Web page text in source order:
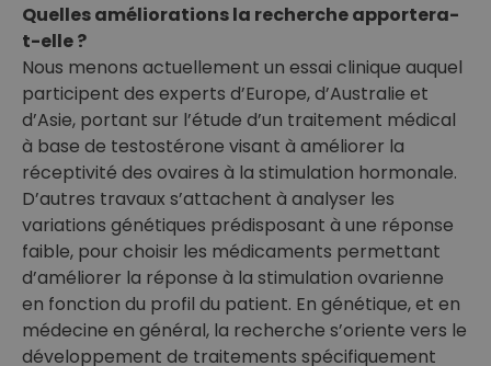
Quelles améliorations la recherche apportera-
t-elle ?
Nous menons actuellement un essai clinique auquel
participent des experts d’Europe, d’Australie et
d’Asie, portant sur l’étude d’un traitement médical
à base de testostérone visant à améliorer la
réceptivité des ovaires à la stimulation hormonale.
D’autres travaux s’attachent à analyser les
variations génétiques prédisposant à une réponse
faible, pour choisir les médicaments permettant
d’améliorer la réponse à la stimulation ovarienne
en fonction du profil du patient. En génétique, et en
médecine en général, la recherche s’oriente vers le
développement de traitements spécifiquement